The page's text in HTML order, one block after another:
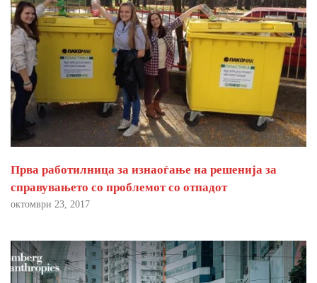
Прва работилница за изнаоѓање на решенија за
справувањето со проблемот со отпадот
октомври 23, 2017